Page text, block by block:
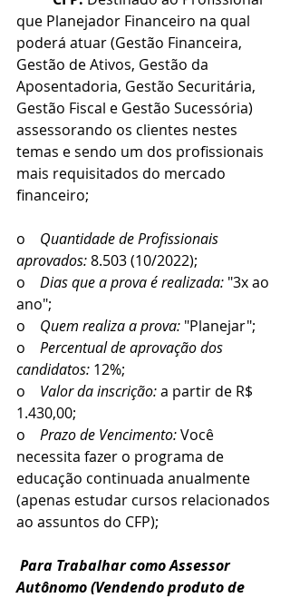
que Planejador Financeiro na qual
poderá atuar (Gestão Financeira,
Gestão de Ativos, Gestão da
Aposentadoria, Gestão Securitária,
Gestão Fiscal e Gestão Sucessória)
assessorando os clientes nestes
temas e sendo um dos profissionais
mais requisitados do mercado
financeiro;
o Quantidade de Profissionais
aprovados: 8.503 (10/2022);
o Dias que a prova é realizada: "3x ao
ano";
o Quem realiza a prova: "Planejar";
o Percentual de aprovação dos
candidatos: 12%;
o Valor da inscrição: a partir de R$
1.430,00;
o Prazo de Vencimento: Você
necessita fazer o programa de
educação continuada anualmente
(apenas estudar cursos relacionados
ao assuntos do CFP);
Para Trabalhar como Assessor
Autônomo (Vendendo produto de